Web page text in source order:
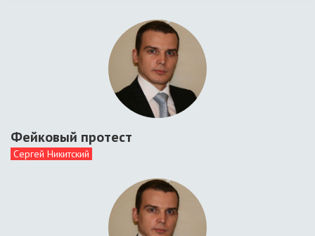
Фейковый протест
Сергей Никитский